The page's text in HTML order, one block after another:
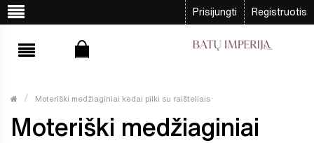
Prisijungti Registruotis
Moteriški medžiaginiai kedai pilki su raišteliais
Moteriški medžiaginiai